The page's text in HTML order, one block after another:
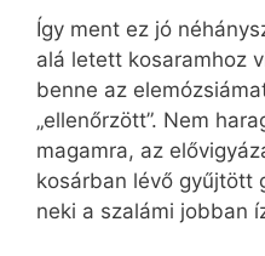
Így ment ez jó
alá letett kosaramhoz
benne az
„ellenőrzött”. Nem
magamra, az
kosárban lévő gyűjtött
neki a szalámi jobban